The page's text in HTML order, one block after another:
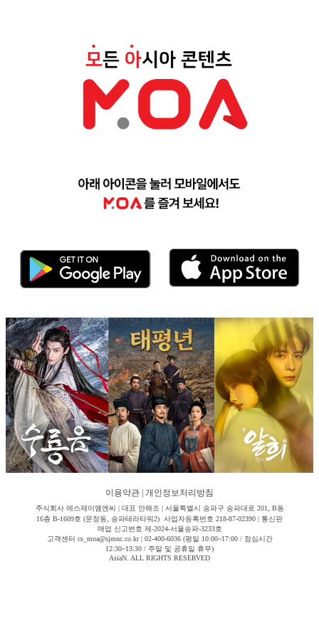
이용약관 개인정보처리방침
주식회사 에스제이엠엔씨 | 대표 안해조 | 서울특별시 송파구 송파대로 201, B동
16층 B-1609호 (문정동, 송파테라타워2) 사업자등록번호 218-87-02390 | 통신판
매업 신고번호 제-2024-서울송파-3233호
고객센터 cs_moa@sjmnc.co.kr | 02-400-6036 (평일 10:00~17:00 / 점심시간
12:30~13:30 / 주말 및 공휴일 휴무)
AsiaN. ALL RIGHTS RESERVED